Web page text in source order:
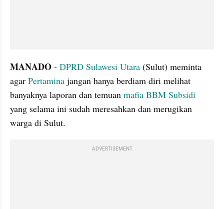
MANADO - DPRD Sulawesi Utara (Sulut) meminta
agar Pertamina jangan hanya berdiam diri melihat
banyaknya laporan dan temuan mafia BBM Subsidi
yang selama ini sudah meresahkan dan merugikan
warga di Sulut.
ADVERTISEMENT